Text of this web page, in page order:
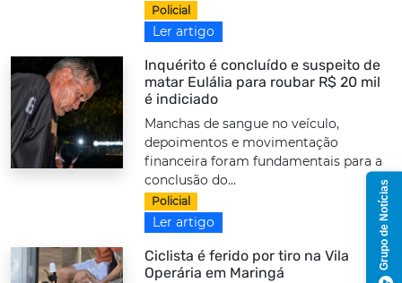
Policial
Ler artigo
Inquérito é concluído e suspeito de
matar Eulália para roubar R$ 20 mil
é indiciado
Manchas de sangue no veículo,
depoimentos e movimentação
financeira foram fundamentais para a
conclusão do...
Policial
Ler artigo
Ciclista é ferido por tiro na Vila
Operária em Maringá
Grupo de Notícias